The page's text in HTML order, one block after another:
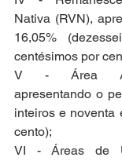
Nativa (RVN),
16,05%
centésimos por
V - Área
apresentando o
inteiros e noventa
cento);
VI - Áreas de